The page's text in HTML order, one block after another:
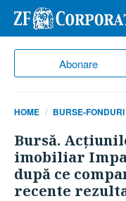
Abonare
HOME BURSE-
Bursă.
imobiliar
după ce
recente